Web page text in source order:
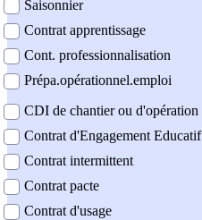
Saisonnier
Contrat apprentissage
Cont. professionnalisation
Prépa.opérationnel.emploi
CDI de chantier ou d'opération
Contrat d'Engagement Educatif
Contrat intermittent
Contrat pacte
Contrat d'usage